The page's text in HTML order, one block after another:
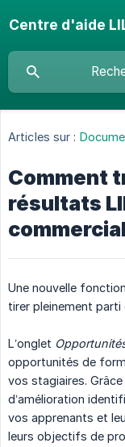
Centre d'aide
Articles sur :
Comment
résultats
Une nouvelle
tirer pleinement parti
L’onglet
opportunités de
vos stagiaires.
d’amélioration
vos apprenants et
leurs objectifs de